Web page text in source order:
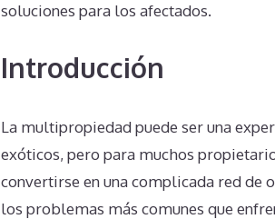
soluciones para los afectados.
Introducción
La multipropiedad puede ser una
exóticos, pero para muchos
convertirse en una complicada red de
los problemas más comunes que